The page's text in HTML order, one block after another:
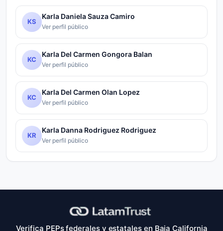
KS
Karla Daniela Sauza Camiro
Ver perfil público
KC
Karla Del Carmen Gongora Balan
Ver perfil público
KC
Karla Del Carmen Olan Lopez
Ver perfil público
KR
Karla Danna Rodriguez Rodriguez
Ver perfil público
Verifica PEPs federales y estatales en Baja California